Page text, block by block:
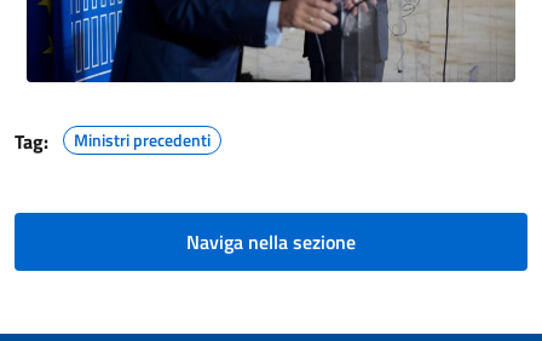
Tag: Ministri precedenti
Naviga nella sezione